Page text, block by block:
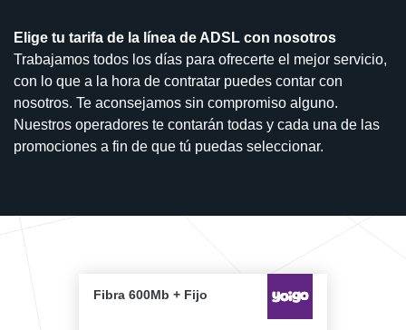
Elige tu tarifa de la línea de ADSL con nosotros
Trabajamos todos los días para ofrecerte el mejor servicio,
con lo que a la hora de contratar puedes contar con
nosotros. Te aconsejamos sin compromiso alguno.
Nuestros operadores te contarán todas y cada una de las
promociones a fin de que tú puedas seleccionar.
Fibra 600Mb + Fijo